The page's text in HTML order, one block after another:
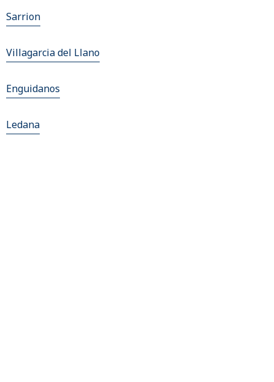
Sarrion
Villagarcia del Llano
Enguidanos
Ledana